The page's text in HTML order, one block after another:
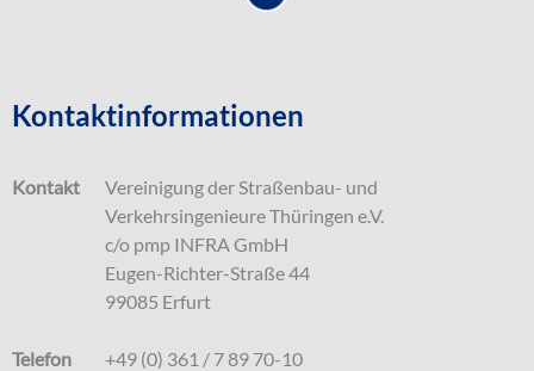
Kontaktinformationen
Kontakt
Vereinigung der Straßenbau- und
Verkehrsingenieure Thüringen e.V.
c/o pmp INFRA GmbH
Eugen-Richter-Straße 44
99085 Erfurt
Telefon
+49 (0) 361 / 7 89 70-10